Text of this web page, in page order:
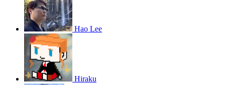
Hao Lee
Hiraku